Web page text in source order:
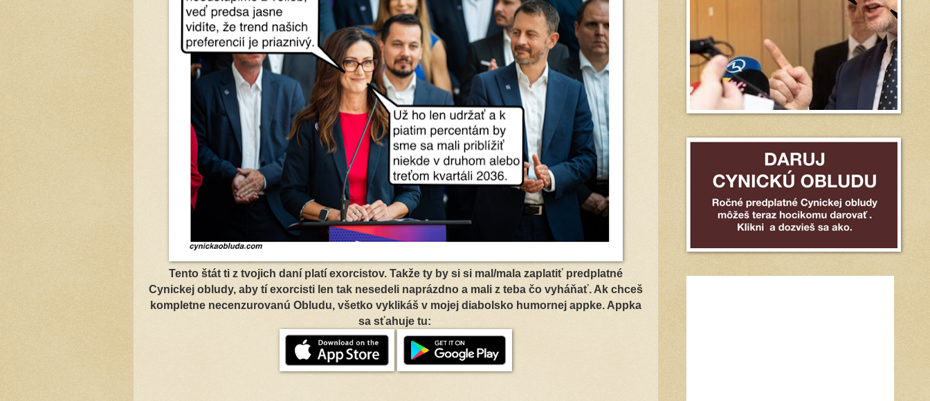
Tento štát ti z tvojich daní platí exorcistov. Takže ty by si si mal/mala zaplatiť predplatné
Cynickej obludy, aby tí exorcisti len tak nesedeli naprázdno a mali z teba čo vyháňať. Ak chceš
kompletne necenzurovanú Obludu, všetko vyklikáš v mojej diabolsko humornej appke. Appka
sa sťahuje tu: